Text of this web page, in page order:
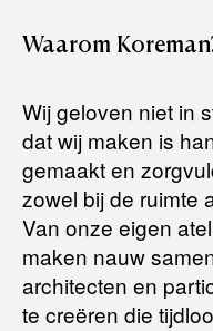
aankoopbedrag zo snel
dagen na herroeping .
Voor meer informatie kunt
Terugbetalingsbeleid
Waarom
Wij geloven niet in
dat wij maken is
gemaakt en
zowel bij de ruimte
Van onze eigen
maken nauw
architecten en
te creëren die